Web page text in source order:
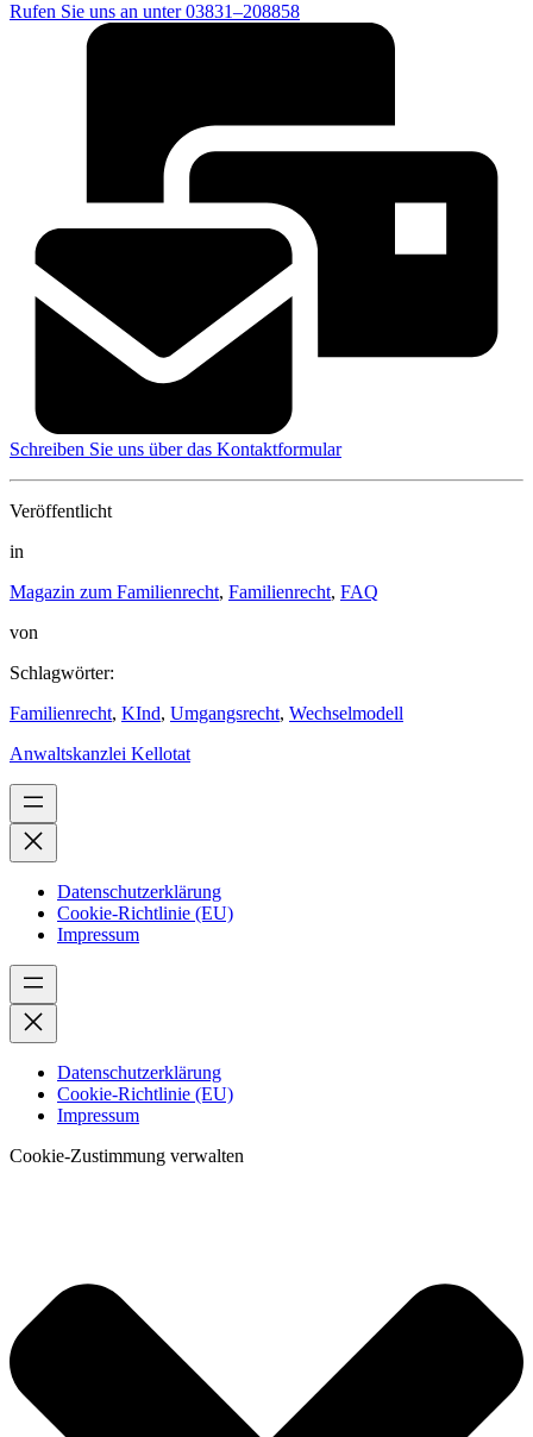
Rufen Sie uns an unter 03831–208858
Schrei­ben Sie uns über das Kon­takt­for­mu­lar
Veröffentlicht
in
Magazin zum Familienrecht, Familienrecht, FAQ
von
Schlagwörter:
Familienrecht, KInd, Umgangsrecht, Wechselmodell
Anwaltskanzlei Kellotat
Datenschutzerklärung
Cookie-Richtlinie (EU)
Impressum
Datenschutzerklärung
Cookie-Richtlinie (EU)
Impressum
Cookie-Zustimmung verwalten